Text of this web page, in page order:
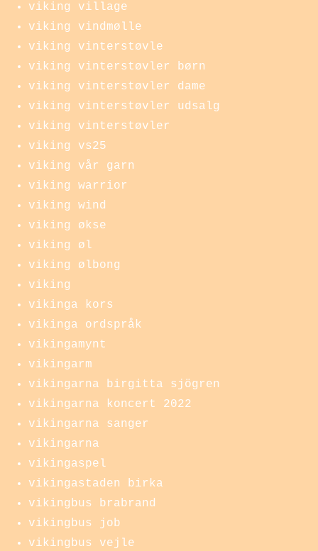
viking village
viking vindmølle
viking vinterstøvle
viking vinterstøvler børn
viking vinterstøvler dame
viking vinterstøvler udsalg
viking vinterstøvler
viking vs25
viking vår garn
viking warrior
viking wind
viking økse
viking øl
viking ølbong
viking
vikinga kors
vikinga ordspråk
vikingamynt
vikingarm
vikingarna birgitta sjögren
vikingarna koncert 2022
vikingarna sanger
vikingarna
vikingaspel
vikingastaden birka
vikingbus brabrand
vikingbus job
vikingbus vejle